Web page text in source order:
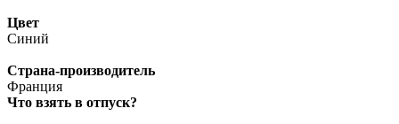
Цвет
Синий
Страна-производитель
Франция
Что взять в отпуск?